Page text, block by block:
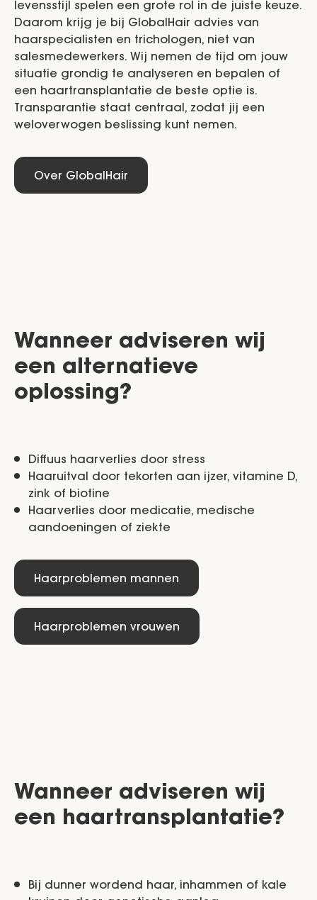
levensstijl spelen een grote rol in de juiste keuze.
Daarom krijg je bij GlobalHair advies van
haarspecialisten en trichologen, niet van
salesmedewerkers. Wij nemen de tijd om jouw
situatie grondig te analyseren en bepalen of
een haartransplantatie de beste optie is.
Transparantie staat centraal, zodat jij een
weloverwogen beslissing kunt nemen.
Over GlobalHair
Wanneer adviseren wij
een alternatieve
oplossing?
Diffuus haarverlies door stress
Haaruitval door tekorten aan ijzer, vitamine D,
zink of biotine
Haarverlies door medicatie, medische
aandoeningen of ziekte
Haarproblemen mannen
Haarproblemen vrouwen
Wanneer adviseren wij
een haartransplantatie?
Bij dunner wordend haar, inhammen of kale